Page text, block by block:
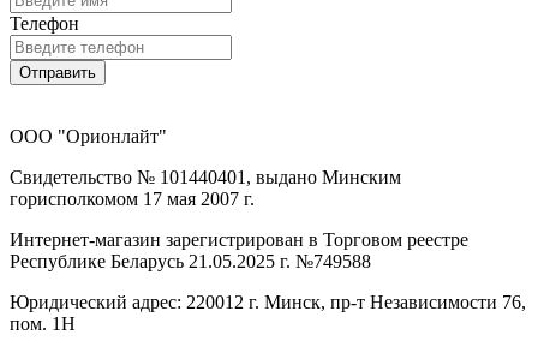
Телефон
Отправить
ООО "Орионлайт"
Свидетельство № 101440401, выдано Минским
горисполкомом 17 мая 2007 г.
Интернет-магазин зарегистрирован в Торговом реестре
Республике Беларусь 21.05.2025 г. №749588
Юридический адрес: 220012 г. Минск, пр-т Независимости 76,
пом. 1Н